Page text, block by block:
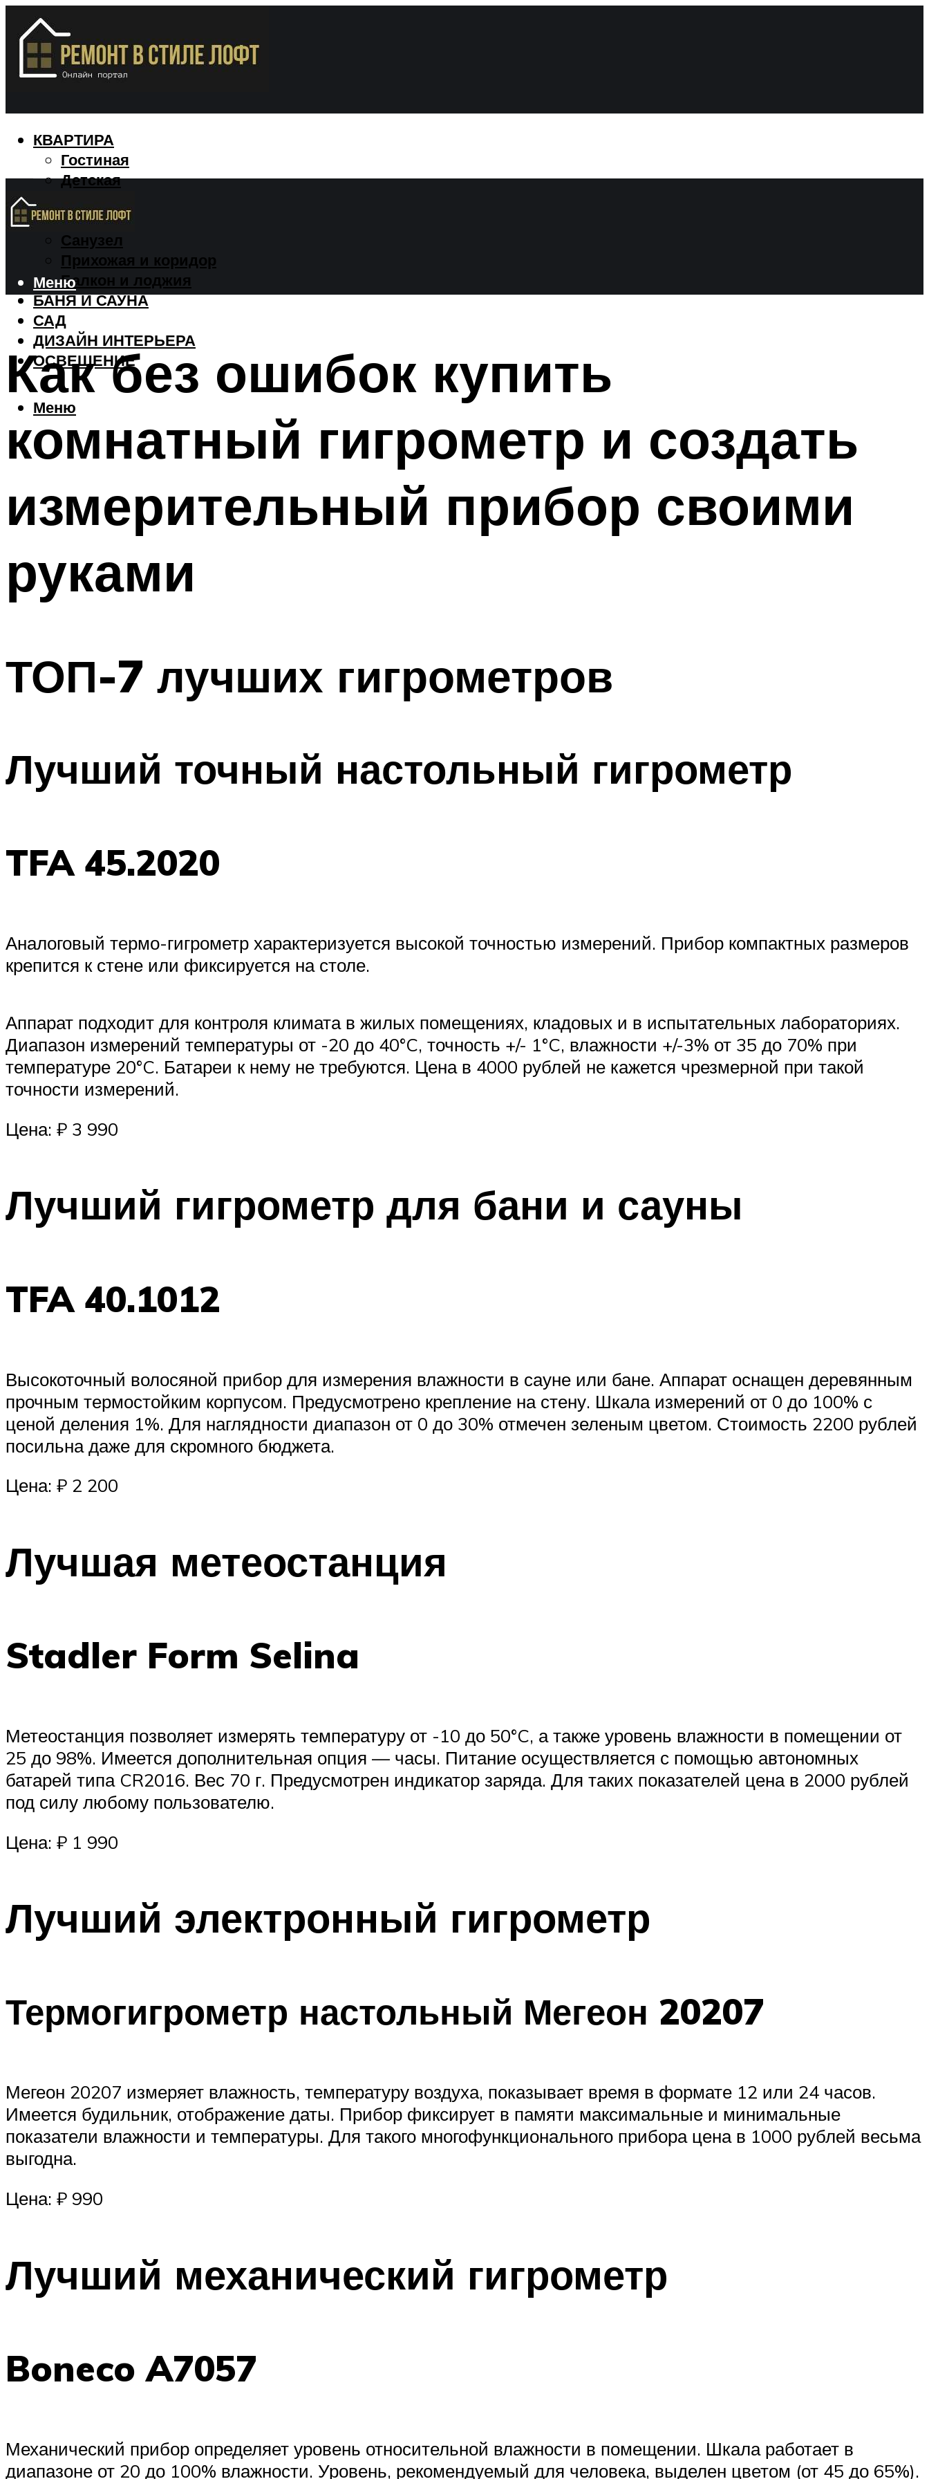
КВАРТИРА
Гостиная
Детская
Спальня
Санузел
Прихожая и коридор
Балкон и лоджия
БАНЯ И САУНА
САД
ДИЗАЙН ИНТЕРЬЕРА
ОСВЕЩЕНИЕ
Меню
Меню
Как без ошибок купить
комнатный гигрометр и создать
измерительный прибор своими
руками
ТОП-7 лучших гигрометров
Лучший точный настольный гигрометр
TFA 45.2020
Аналоговый термо-гигрометр характеризуется высокой точностью измерений. Прибор компактных размеров
крепится к стене или фиксируется на столе.
Аппарат подходит для контроля климата в жилых помещениях, кладовых и в испытательных лабораториях.
Диапазон измерений температуры от -20 до 40°C, точность +/- 1°C, влажности +/-3% от 35 до 70% при
температуре 20°C. Батареи к нему не требуются. Цена в 4000 рублей не кажется чрезмерной при такой
точности измерений.
Цена: ₽ 3 990
Лучший гигрометр для бани и сауны
TFA 40.1012
Высокоточный волосяной прибор для измерения влажности в сауне или бане. Аппарат оснащен деревянным
прочным термостойким корпусом. Предусмотрено крепление на стену. Шкала измерений от 0 до 100% с
ценой деления 1%. Для наглядности диапазон от 0 до 30% отмечен зеленым цветом. Стоимость 2200 рублей
посильна даже для скромного бюджета.
Цена: ₽ 2 200
Лучшая метеостанция
Stadler Form Selina
Метеостанция позволяет измерять температуру от -10 до 50°C, а также уровень влажности в помещении от
25 до 98%. Имеется дополнительная опция — часы. Питание осуществляется с помощью автономных
батарей типа CR2016. Вес 70 г. Предусмотрен индикатор заряда. Для таких показателей цена в 2000 рублей
под силу любому пользователю.
Цена: ₽ 1 990
Лучший электронный гигрометр
Термогигрометр настольный Мегеон 20207
Мегеон 20207 измеряет влажность, температуру воздуха, показывает время в формате 12 или 24 часов.
Имеется будильник, отображение даты. Прибор фиксирует в памяти максимальные и минимальные
показатели влажности и температуры. Для такого многофункционального прибора цена в 1000 рублей весьма
выгодна.
Цена: ₽ 990
Лучший механический гигрометр
Boneco A7057
Механический прибор определяет уровень относительной влажности в помещении. Шкала работает в
диапазоне от 20 до 100% влажности. Уровень, рекомендуемый для человека, выделен цветом (от 45 до 65%).